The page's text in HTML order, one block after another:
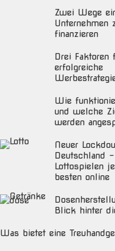
Zwei Wege
Unternehmen
finanzieren
Drei Faktoren
erfolgreiche
Wie
und welche
werden
Neuer
Deutschland –
Lottospielen
besten online
Blick hinter
Was bietet eine